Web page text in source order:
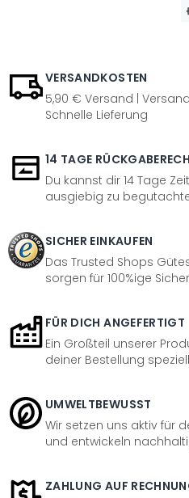
VERSANDKOSTEN
5,90 € Versand |
Schnelle Lieferung
14 TAGE
Du kannst dir 14 Tage
ausgiebig zu
SICHER EINKAUFEN
Das Trusted Shops
sorgen für 100%ige
FÜR DICH ANGEFERTIGT
Ein Großteil unserer
deiner Bestellung
UMWELTBEWUSST
Wir setzen uns aktiv für
und entwickeln
ZAHLUNG AUF